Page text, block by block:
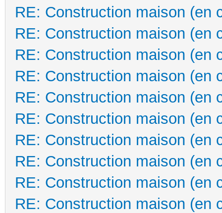
RE: Construction maison (en
RE: Construction maison (en
RE: Construction maison (en
RE: Construction maison (en
RE: Construction maison (en
RE: Construction maison (en
RE: Construction maison (en
RE: Construction maison (en
RE: Construction maison (en
RE: Construction maison (en